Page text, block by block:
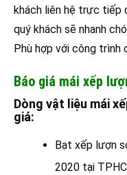
khách liên hệ trực tiếp
quý khách sẽ nhanh
Phù hợp với công trình
Báo giá mái xếp
Dòng vật liệu mái
giá:
Bạt xếp lượn
2020 tại